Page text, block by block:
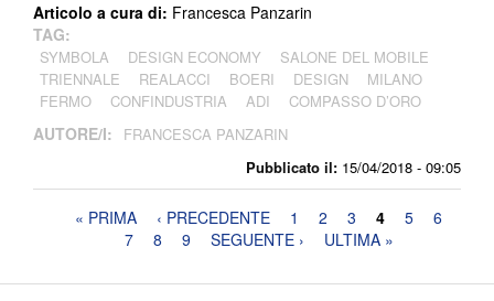
Pubblicato il: 15/04/2018 - 09:05
Articolo a cura di: Francesca Panzarin
TAG:
SYMBOLA DESIGN ECONOMY
SALONE DEL MOBILE
TRIENNALE
REALACCI BOERI DESIGN
MILANO
FERMO
CONFINDUSTRIA ADI COMPASSO D’ORO
AUTORE/I: FRANCESCA PANZARIN
Pagine« PRIMA ‹ PRECEDENTE 1 2 3 4 5
6
7
8 9 SEGUENTE › ULTIMA »